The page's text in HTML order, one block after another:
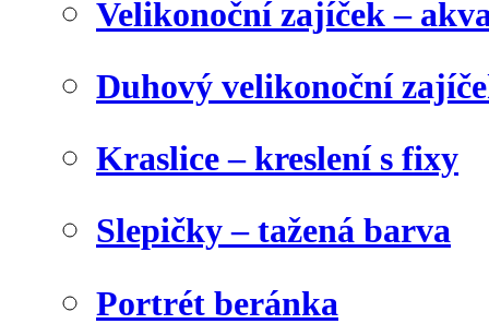
Velikonoční zajíček –
Duhový velikonoční
Kraslice – kreslení s fixy
Slepičky – tažená barva
Portrét beránka